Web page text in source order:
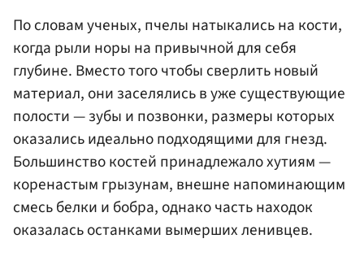
По словам ученых, пчелы натыкались на кости,
когда рыли норы на привычной для себя
глубине. Вместо того чтобы сверлить новый
материал, они заселялись в уже существующие
полости — зубы и позвонки, размеры которых
оказались идеально подходящими для гнезд.
Большинство костей принадлежало хутиям —
коренастым грызунам, внешне напоминающим
смесь белки и бобра, однако часть находок
оказалась останками вымерших ленивцев.